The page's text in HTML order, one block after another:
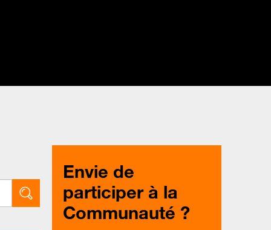
Envie de
participer à la
Communauté ?